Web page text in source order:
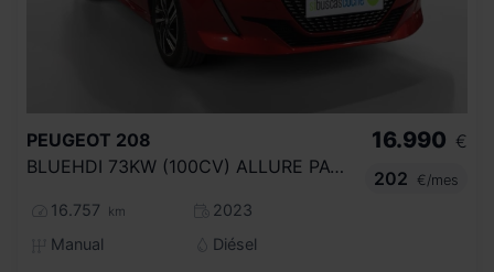
PEUGEOT 208
BLUEHDI 73KW (100CV) ALLURE PACK
16.757 km
2023
Manual
Diésel
16.990 €
202
€/mes